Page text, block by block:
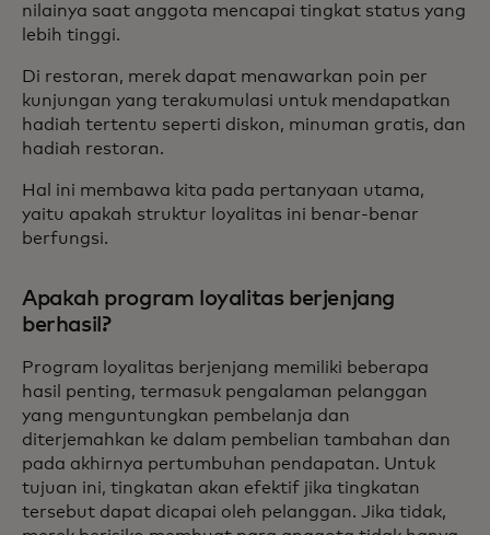
nilainya saat anggota mencapai tingkat status yang
lebih tinggi.
Di restoran, merek dapat menawarkan poin per
kunjungan yang terakumulasi untuk mendapatkan
hadiah tertentu seperti diskon, minuman gratis, dan
hadiah restoran.
Hal ini membawa kita pada pertanyaan utama,
yaitu apakah struktur loyalitas ini benar-benar
berfungsi.
Apakah program loyalitas berjenjang
berhasil?
Program loyalitas berjenjang memiliki beberapa
hasil penting, termasuk pengalaman pelanggan
yang menguntungkan pembelanja dan
diterjemahkan ke dalam pembelian tambahan dan
pada akhirnya pertumbuhan pendapatan. Untuk
tujuan ini, tingkatan akan efektif jika tingkatan
tersebut dapat dicapai oleh pelanggan. Jika tidak,